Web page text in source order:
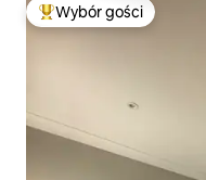
Najpopularniejsze z
Wybór gości